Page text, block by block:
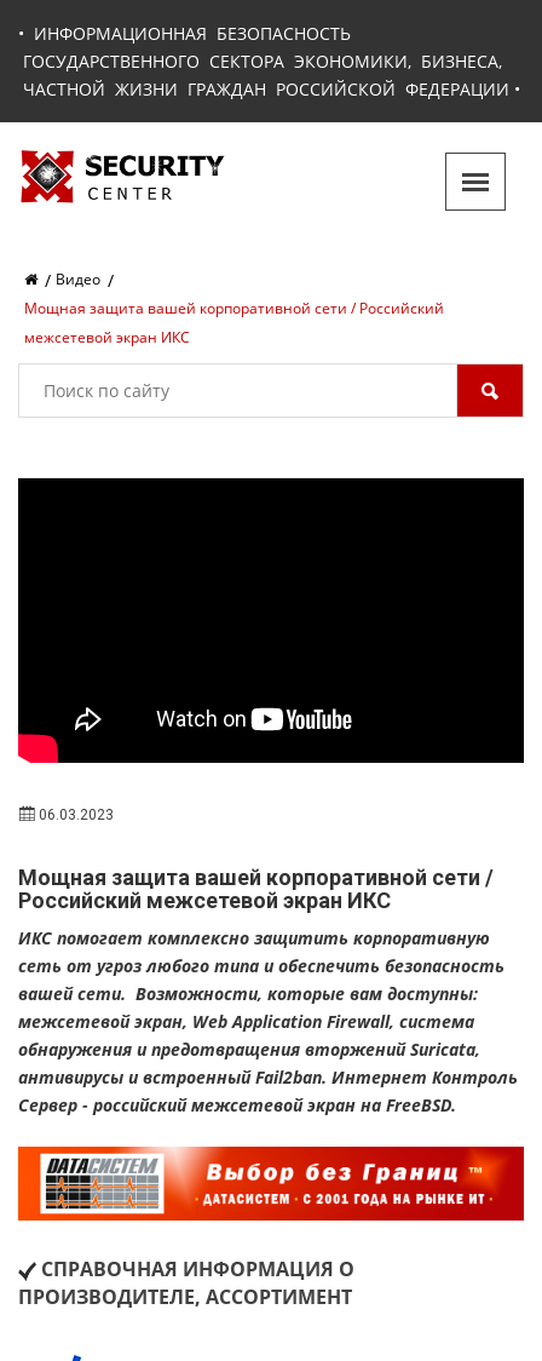
• ИНФОРМАЦИОННАЯ БЕЗОПАСНОСТЬ
ГОСУДАРСТВЕННОГО СЕКТОРА ЭКОНОМИКИ, БИЗНЕСА,
ЧАСТНОЙ ЖИЗНИ ГРАЖДАН РОССИЙСКОЙ ФЕДЕРАЦИИ •
Видео
Мощная защита вашей корпоративной сети / Российский
межсетевой экран ИКС
06.03.2023
Мощная защита вашей корпоративной сети /
Российский межсетевой экран ИКС
ИКС помогает комплексно защитить корпоративную
сеть от угроз любого типа и обеспечить безопасность
вашей сети. Возможности, которые вам доступны:
межсетевой экран, Web Application Firewall, система
обнаружения и предотвращения вторжений Suricata,
антивирусы и встроенный Fail2ban. Интернет Контроль
Сервер - российский межсетевой экран на FreeBSD.
СПРАВОЧНАЯ ИНФОРМАЦИЯ О
ПРОИЗВОДИТЕЛЕ, АССОРТИМЕНТ